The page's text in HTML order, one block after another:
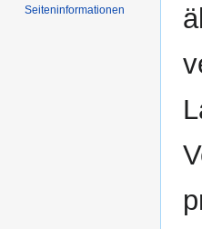
Seiten­informationen